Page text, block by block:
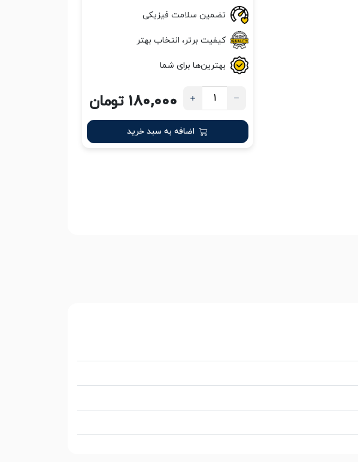
تضمین سلامت فیزیکی
کیفیت برتر، انتخاب بهتر
بهترین‌ها برای شما
180,000 تومان
اضافه به سبد خرید